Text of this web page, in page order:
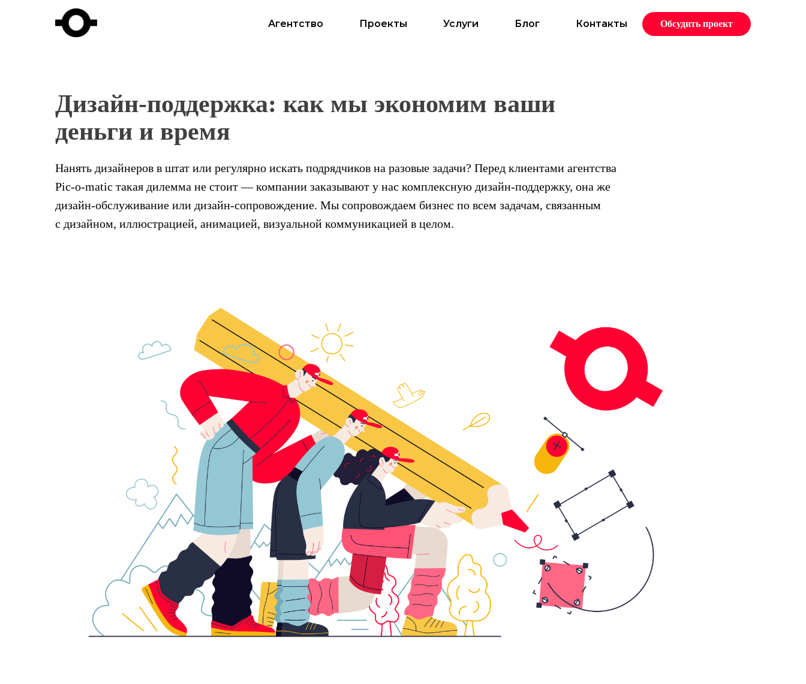
Агентство Проекты Услуги Блог Контакты Обсудить проект
Дизайн-поддержка: как мы экономим ваши
деньги и время
Нанять дизайнеров в штат или регулярно искать подрядчиков на разовые задачи? Перед клиентами агентства
Pic-o-matic такая дилемма не стоит — компании заказывают у нас комплексную дизайн-поддержку, она же
дизайн-обслуживание или дизайн-сопровождение. Мы сопровождаем бизнес по всем задачам, связанным
с дизайном, иллюстрацией, анимацией, визуальной коммуникацией в целом.